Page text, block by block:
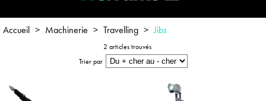
Accueil > Machinerie > Travelling > Jibs
2 articles trouvés
Trier par